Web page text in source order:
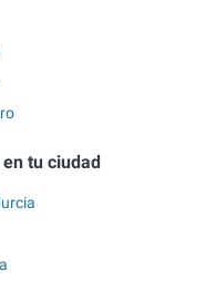
tu ciudad